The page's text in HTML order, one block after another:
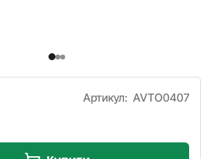
Артикул: AVTO0407